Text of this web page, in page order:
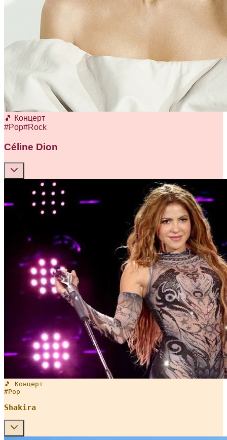
🎵 Концерт
#Pop#Rock
Céline Dion
🎵 Концерт
#Pop
Shakira